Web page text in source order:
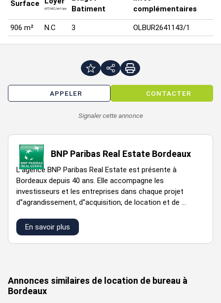
Surface
HT/HC/m²/an
Batiment
complémentaires
906 m² N.C 3 OLBUR2641143/1
APPELER CONTACTER
Signaler cette annonce
BNP Paribas Real Estate Bordeaux
L''agence BNP Paribas Real Estate est présente à
Bordeaux depuis 40 ans. Elle accompagne les
investisseurs et les entreprises dans chaque projet
d''agrandissement, d''acquisition, de location et de ...
En savoir plus
Annonces similaires de location de bureau à
Bordeaux